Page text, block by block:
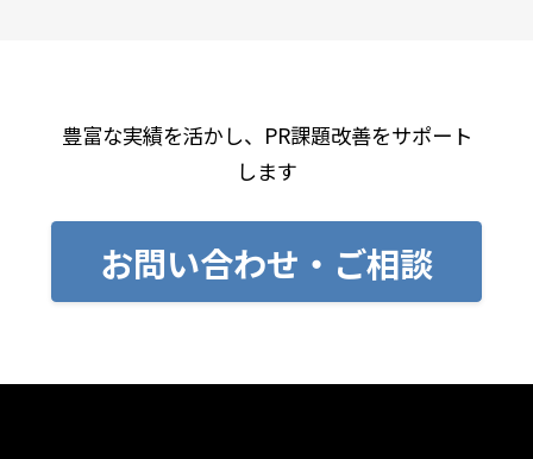
豊富な実績を活かし、PR課題改善をサポート
します
お問い合わせ・ご相談